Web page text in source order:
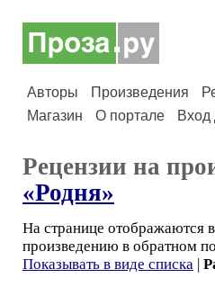
Авторы Произведения
Магазин
О портале Вход
Рецензии на
«Родня»
На странице отображаются
произведению в обратном
Показывать в виде списка |